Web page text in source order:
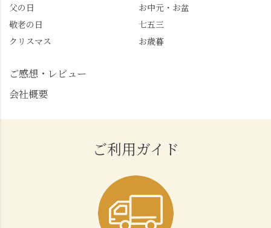
父の日
お中元・お盆
敬老の日
七五三
クリスマス
お歳暮
ご感想・レビュー
会社概要
ご利用ガイド